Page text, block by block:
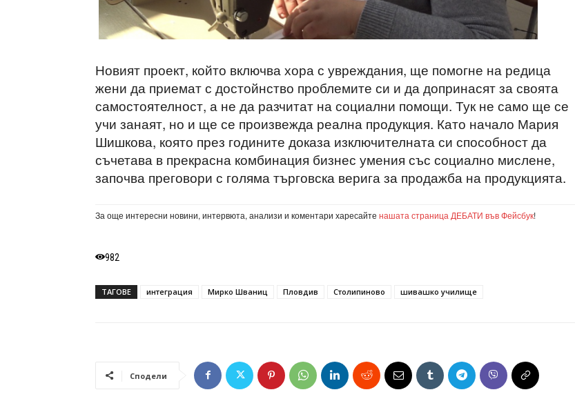
Новият проект, който включва хора с увреждания, ще помогне на редица
жени да приемат с достойнство проблемите си и да допринасят за своята
самостоятелност, а не да разчитат на социални помощи. Тук не само ще се
учи занаят, но и ще се произвежда реална продукция. Като начало Мария
Шишкова, която през годините доказа изключителната си способност да
съчетава в прекрасна комбинация бизнес умения със социално мислене,
започва преговори с голяма търговска верига за продажба на продукцията.
За още интересни новини, интервюта, анализи и коментари харесайте нашата страница ДЕБАТИ във Фейсбук!
982
ТАГОВЕ интеграция Мирко Шваниц Пловдив Столипиново шивашко училище
Сподели